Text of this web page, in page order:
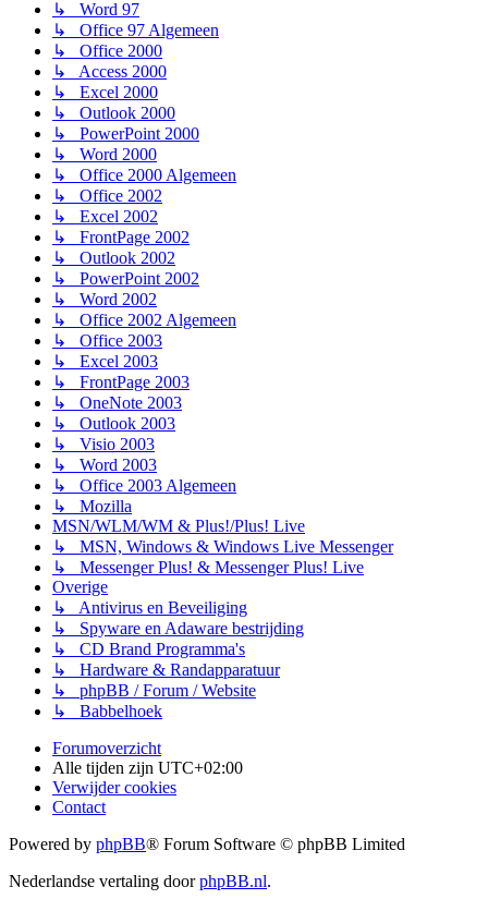
↳ Word 97
↳ Office 97 Algemeen
↳ Office 2000
↳ Access 2000
↳ Excel 2000
↳ Outlook 2000
↳ PowerPoint 2000
↳ Word 2000
↳ Office 2000 Algemeen
↳ Office 2002
↳ Excel 2002
↳ FrontPage 2002
↳ Outlook 2002
↳ PowerPoint 2002
↳ Word 2002
↳ Office 2002 Algemeen
↳ Office 2003
↳ Excel 2003
↳ FrontPage 2003
↳ OneNote 2003
↳ Outlook 2003
↳ Visio 2003
↳ Word 2003
↳ Office 2003 Algemeen
↳ Mozilla
MSN/WLM/WM & Plus!/Plus! Live
↳ MSN, Windows & Windows Live Messenger
↳ Messenger Plus! & Messenger Plus! Live
Overige
↳ Antivirus en Beveiliging
↳ Spyware en Adaware bestrijding
↳ CD Brand Programma's
↳ Hardware & Randapparatuur
↳ phpBB / Forum / Website
↳ Babbelhoek
Forumoverzicht
Alle tijden zijn UTC+02:00
Verwijder cookies
Contact
Powered by phpBB® Forum Software © phpBB Limited
Nederlandse vertaling doorphpBB.nl.